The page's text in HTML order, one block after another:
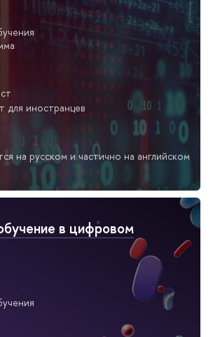
для иностранцев
на русском и частично на английском
в цифровом